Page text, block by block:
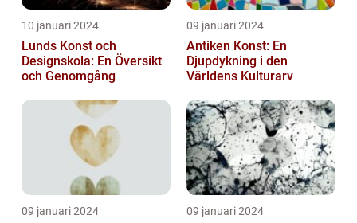
10 januari 2024
Lunds Konst och
Designskola: En Översikt
och Genomgång
09 januari 2024
Antiken Konst: En
Djupdykning i den
Världens Kulturarv
09 januari 2024 09 januari 2024